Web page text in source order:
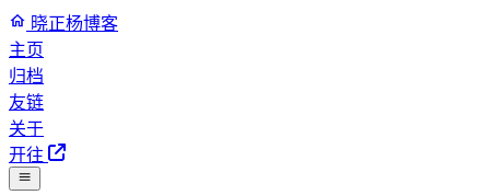
晓正杨博客
主页
归档
友链
关于
开往